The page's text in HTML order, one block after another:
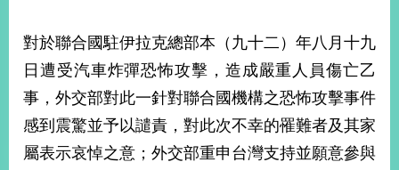
價
值
外
交
經
濟
對於聯合國駐伊拉克總部本（九十二）年八月十九
日遭受汽車炸彈恐怖攻擊，造成嚴重人員傷亡乙
事，外交部對此一針對聯合國機構之恐怖攻擊事件
感到震驚並予以譴責，對此次不幸的罹難者及其家
屬表示哀悼之意；外交部重申台灣支持並願意參與